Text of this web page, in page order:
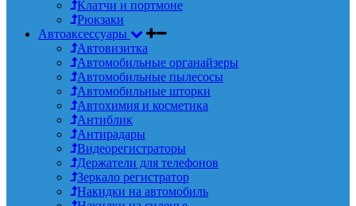
Клатчи и портмоне
Рюкзаки
Автоаксессуары
Автовизитка
Автомобильные органайзеры
Автомобильные пылесосы
Автомобильные шторки
Автохимия и косметика
Антиблик
Антирадары
Видеорегистраторы
Держатели для телефонов
Зеркало регистратор
Накидки на автомобиль